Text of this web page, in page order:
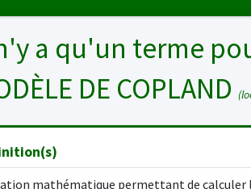
a qu'un terme
DE COPLAND
mathématique permettant de calculer